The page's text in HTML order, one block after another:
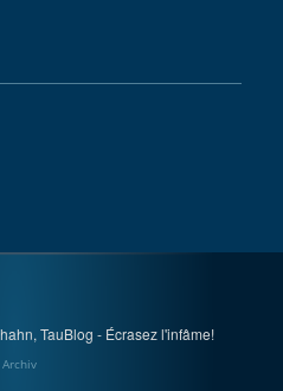
TauBlog - Écrasez l'infâme!
Archiv